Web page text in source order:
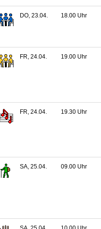
DO, 23.04. 18.00 Uhr
FR, 24.04. 19.00 Uhr
FR, 24.04. 19.30 Uhr
SA, 25.04. 09.00 Uhr